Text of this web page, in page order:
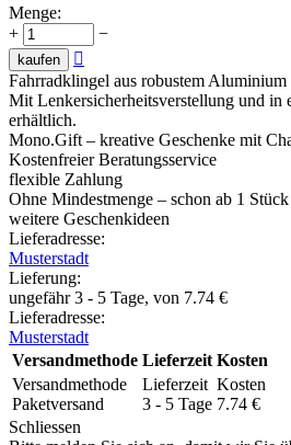
Menge:
+
−
kaufen

Fahrradklingel aus robustem
Mit Lenkersicherheitsverstellung und in
erhältlich.
Mono.Gift – kreative Geschenke mit
Kostenfreier Beratungsservice
flexible Zahlung
Ohne Mindestmenge – schon ab 1
weitere Geschenkideen
Lieferadresse:
Musterstadt
Lieferung:
ungefähr 3 - 5 Tage, von 7.74 €
Lieferadresse:
Musterstadt
Versandmethode Lieferzeit Kosten
Versandmethode
Paketversand
Lieferzeit
3 - 5 Tage
Kosten
7.74 €
Schliessen